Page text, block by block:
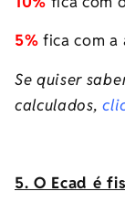
5% fica com a
Se quiser
calculados,
5. O Ecad é